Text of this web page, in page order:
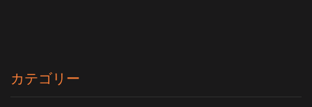
カテゴリー